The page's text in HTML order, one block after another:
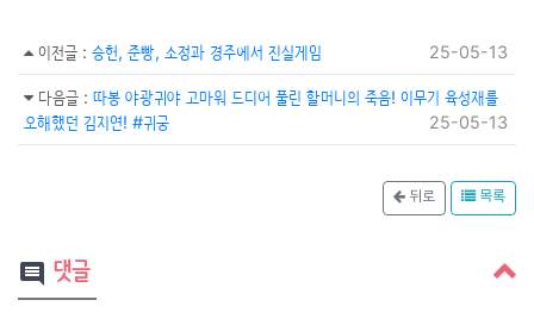
이전글 : 승헌, 준빵, 소정과 경주에서 진실게임 25-05-13
다음글 : 따봉 야광귀야 고마워 드디어 풀린 할머니의 죽음! 이무기 육성재를
오해했던 김지연! #귀궁
25-05-13
뒤로 목록
comment 댓글